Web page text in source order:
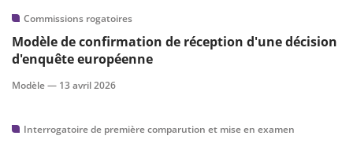
Commissions rogatoires
Modèle de confirmation de réception d'une décision
d'enquête européenne
Modèle — 13 avril 2026
Interrogatoire de première comparution et mise en examen